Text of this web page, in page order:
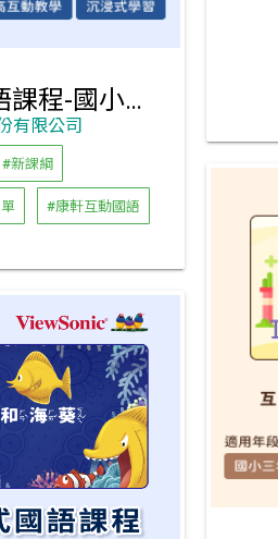
康軒互動式國語課程-國小三年級下學期
有限公司
#新課綱
#康軒互動國語